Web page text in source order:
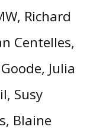
Richard
Centelles,
Julia
Susy
Blaine